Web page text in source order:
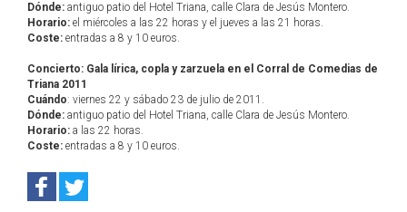
Dónde: antiguo patio del Hotel Triana, calle Clara de Jesús Montero.
Horario: el miércoles a las 22 horas y el jueves a las 21 horas.
Coste: entradas a 8 y 10 euros.
Concierto: Gala lírica, copla y zarzuela en el Corral de Comedias de
Triana 2011
Cuándo: viernes 22 y sábado 23 de julio de 2011.
Dónde: antiguo patio del Hotel Triana, calle Clara de Jesús Montero.
Horario: a las 22 horas.
Coste: entradas a 8 y 10 euros.